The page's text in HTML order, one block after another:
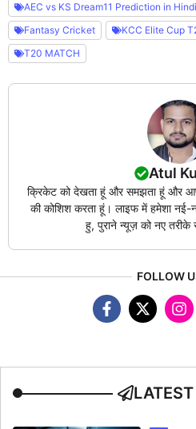
AEC vs KS Dream11 Prediction in Hindi
Fantasy Cricket
KCC Elite Cup
T20 MATCH
Atul
क्रिकेट को देखता हूं और समझता हूं और
की कोशिश करता हूं। लाइफ में हमेशा
हु, पुराने न्यूज़ को नए
FOLLOW